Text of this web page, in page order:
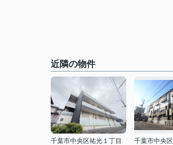
近隣の物件
千葉市中央区祐光１丁目
千葉市中央